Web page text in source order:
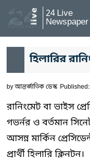
24 Live
Newspaper
হিলারির
byআন্তর্জাতিক ডেস্ক
রানিংমেট বা ভাইস
গভর্নর ও বর্তমান
আসন্ন মার্কিন
প্রার্থী হিলারি ক্লিনটন।